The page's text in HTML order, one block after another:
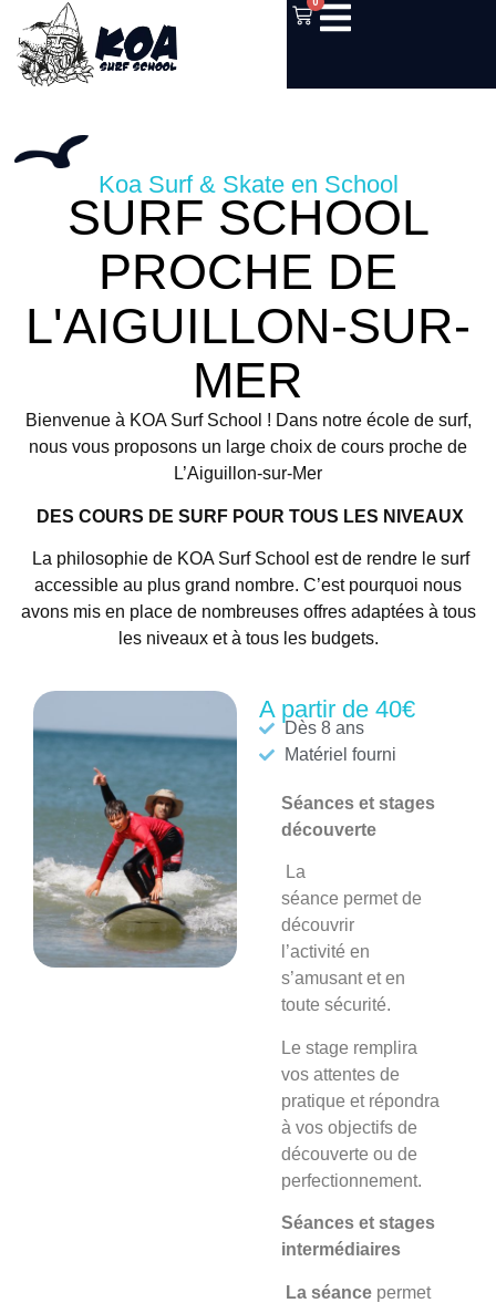
Koa Surf & Skate en School
SURF SCHOOL
PROCHE DE
L'AIGUILLON-SUR-
MER
Bienvenue à KOA Surf School ! Dans notre école de surf,
nous vous proposons un large choix de cours proche de
L’Aiguillon-sur-Mer
DES COURS DE SURF POUR TOUS LES NIVEAUX
La philosophie de KOA Surf School est de rendre le surf
accessible au plus grand nombre. C’est pourquoi nous
avons mis en place de nombreuses offres adaptées à tous
les niveaux et à tous les budgets.
A partir de 40€
Dès 8 ans
Matériel fourni
Séances et stages
découverte
La
séance permet de
découvrir
l’activité en
s’amusant et en
toute sécurité.
Le stage remplira
vos attentes de
pratique et répondra
à vos objectifs de
découverte ou de
perfectionnement.
Séances et stages
intermédiaires
La séance permet